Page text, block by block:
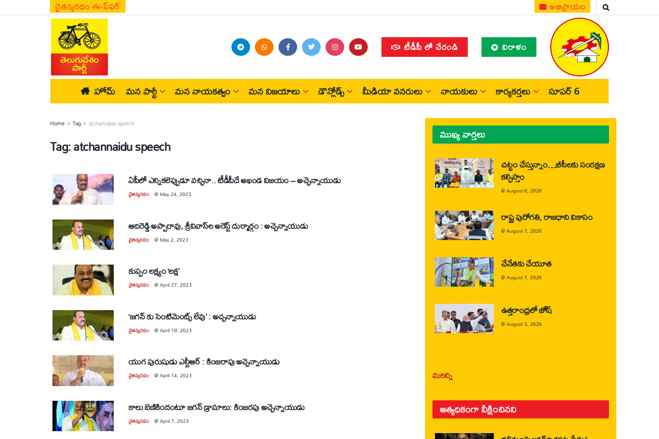
చైతన్యరధం ఈ-పేపర్ అభిప్రాయం
టీడీపీ లో చేరండి విరాళం
హోమ్ మన పార్టీ మన నాయకత్వం మన విజయాలు డౌన్లోడ్స్ మీడియా వనరులు నాయకులు కార్యకర్తలు సూపర్ 6
Home Tag atchannaidu speech
Tag:atchannaidu speech
ఏపీలో ఎన్నికలెప్పుడూ వచ్చినా.. టీడీపీదే అఖండ విజయం – అచ్చెన్నాయుడు
చైతన్యరధం @ May 24, 2023
ఆదిరెడ్డి అప్పారావు, శ్రీవివాస్‌ల అరెస్ట్‌ దుర్మార్గం : అచ్చెన్నాయుడు
చైతన్యరధం @ May 2, 2023
కుప్పం లక్ష్యం ‘లక్ష’
చైతన్యరధం @April 27, 2023
‘జగన్‌ కు సెంటిమెంట్స్‌ లేవు’ : అచ్చన్నాయుడు
చైతన్యరధం @April 19, 2023
యుగ పురుషుడు ఎన్టీఆర్‌ : కింజరాపు అచ్చెన్నాయుడు
చైతన్యరధం @April 14, 2023
కాలు బెణికిందంటూ జగన్‌ డ్రామాలు: కింజరపు అచ్చెన్నాయుడు
చైతన్యరధం @April 7, 2023
ముఖ్య వార్తలు
చట్టం చేస్తున్నాం…బీసీలకు సంరక్షణ
కల్పిస్తాం
@August 8, 2026
రాష్ట్ర పురోగతి, రాజధాని వికాసం
@August 7, 2026
చేనేతకు చేయూత
@August 7, 2026
ఉత్తరాంధ్రలో జోష్
@August 3, 2026
మరిన్ని
అత్యధికంగా వీక్షించినవి